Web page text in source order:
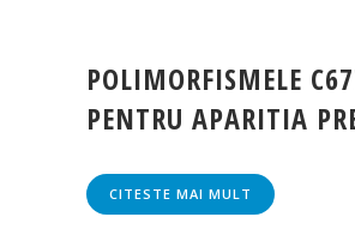
POLIMORFISMELE
PENTRU APARITIA
CITESTE MAI MULT